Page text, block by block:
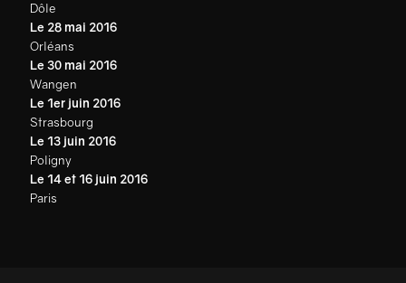
Dôle
Le 28 mai 2016
Orléans
Le 30 mai 2016
Wangen
Le 1er juin 2016
Strasbourg
Le 13 juin 2016
Poligny
Le 14 et 16 juin 2016
Paris